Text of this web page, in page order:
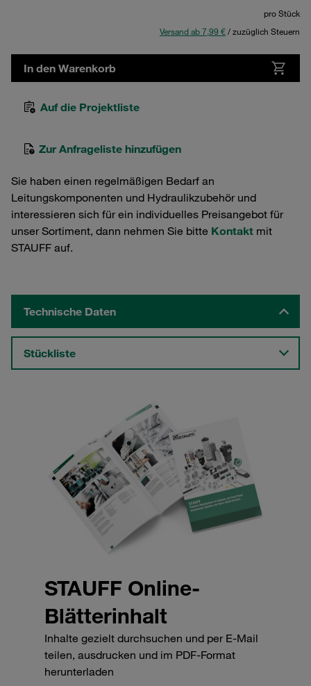
pro Stück
Versand ab 7,99 €/ zuzüglich Steuern
In den Warenkorb
Auf die Projektliste
Zur Anfrageliste hinzufügen
Sie haben einen regelmäßigen Bedarf an
Leitungskomponenten und Hydraulikzubehör und
interessieren sich für ein individuelles Preisangebot für
unser Sortiment, dann nehmen Sie bitte Kontakt mit
STAUFF auf.
Technische Daten
Stückliste
STAUFF Online-
Blätterinhalt
Inhalte gezielt durchsuchen und per E-Mail
teilen, ausdrucken und im PDF-Format
herunterladen